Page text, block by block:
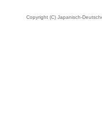
Copyright (C) Japanisch-